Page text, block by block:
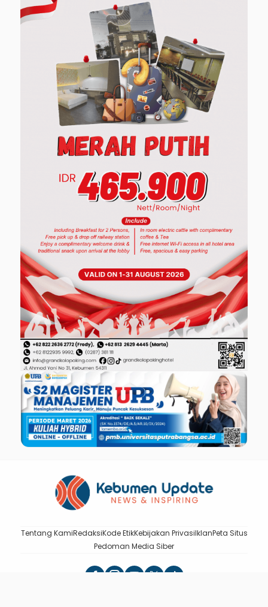
Tentang KamiRedaksiKode EtikKebijakan PrivasiIklanPeta Situs
Pedoman Media Siber